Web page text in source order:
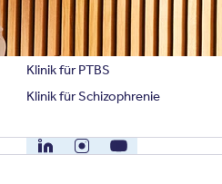
Klinik für Mediensucht
Klinik für Psychose
Klinik für PTBS
Klinik für Schizophrenie
LinkedInInstagramYouTube